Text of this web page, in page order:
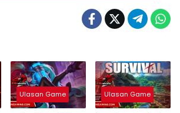
Ulasan Game Ulasan Game